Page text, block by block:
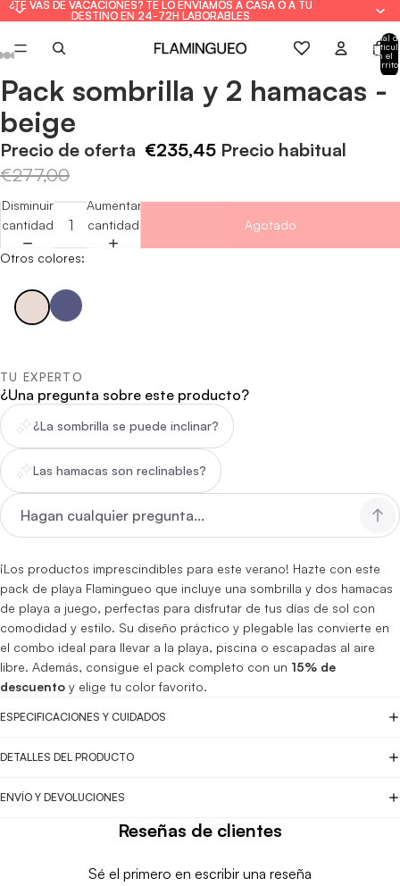
¿TE VAS DE VACACIONES? TE LO ENVIAMOS A CASA O A TU
DESTINO EN 24-72H LABORABLES
¿TE VAS DE VACACIONES? TE LO ENVIAMOS A CASA O A TU
DESTINO EN 24-72H LABORABLES
Total
en el
carrito:
Abrir
imagen
a
pantalla
Abrir
imagen
a
pantalla
Abrir
imagen
a
pantalla
Abrir
imagen
a
pantalla
Abrir
imagen
a
pantalla
Pack sombrilla y 2 hamacas -
beige
Precio de oferta €235,45 Precio habitual
€277,00
Disminuir
cantidad
Aumentar
cantidad
Agotado
Otros colores:
TU EXPERTO
¿Una pregunta sobre este producto?
¿La sombrilla se puede inclinar?
Las hamacas son reclinables?
¡Los productos imprescindibles para este verano! Hazte con este
pack de playa Flamingueo que incluye una sombrilla y dos hamacas
de playa a juego, perfectas para disfrutar de tus días de sol con
comodidad y estilo. Su diseño práctico y plegable las convierte en
el combo ideal para llevar a la playa, piscina o escapadas al aire
libre. Además, consigue el pack completo con un 15% de
descuento y elige tu color favorito.
ESPECIFICACIONES Y CUIDADOS
DETALLES DEL PRODUCTO
ENVÍO Y DEVOLUCIONES
Reseñas de clientes
Sé el primero en escribir una reseña